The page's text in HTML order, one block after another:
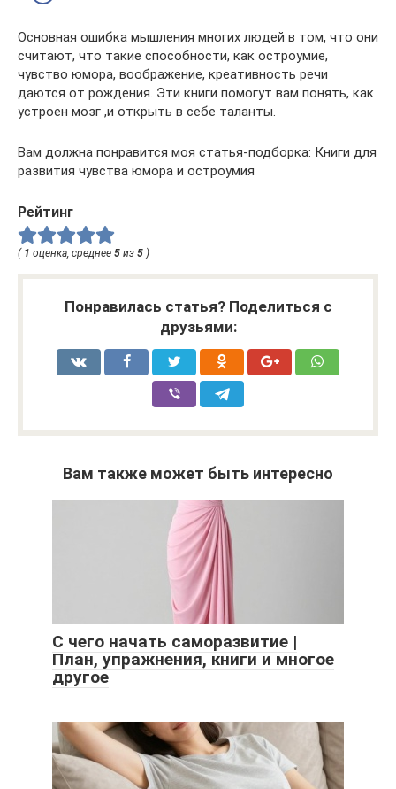
Основная ошибка мышления многих людей в том, что они
считают, что такие способности, как остроумие,
чувство юмора, воображение, креативность речи
даются от рождения. Эти книги помогут вам понять, как
устроен мозг ,и открыть в себе таланты.
Вам должна понравится моя статья-подборка: Книги для
развития чувства юмора и остроумия
Рейтинг
( 1 оценка, среднее 5 из 5 )
Понравилась статья? Поделиться с
друзьями:
Вам также может быть интересно
С чего начать саморазвитие |
План, упражнения, книги и многое
другое